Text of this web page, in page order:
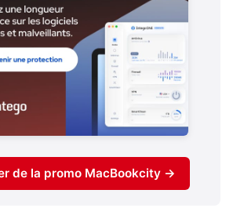
de la promo MacBookcity →